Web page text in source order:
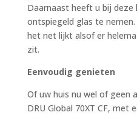
Daarnaast heeft u bij
ontspiegeld glas te
het net lijkt alsof er
zit.
Eenvoudig genieten
Of uw huis nu wel of geen
DRU Global 70XT CF, met